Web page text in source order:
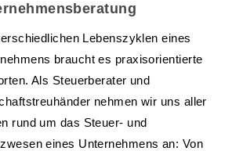
Lebenszyklen eines
braucht es praxisorientierte
Als Steuerberater und
nehmen wir uns aller
rund um das Steuer- und
eines Unternehmens an: Von